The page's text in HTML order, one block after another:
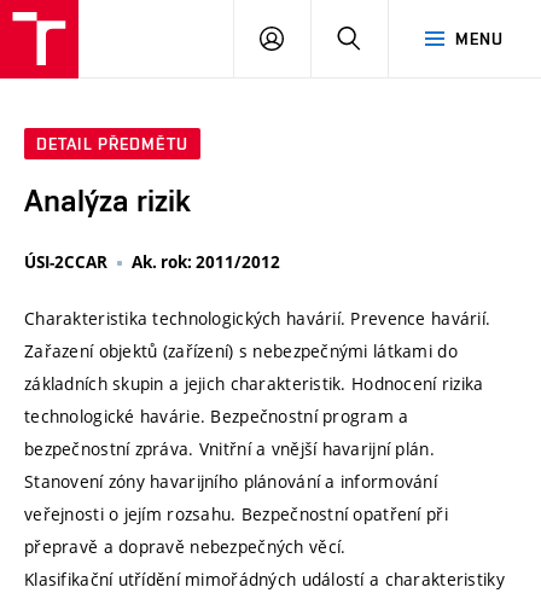
MENU
PŘIHLÁSIT
DETAIL PŘEDMĚTU
Analýza rizik
ÚSI-2CCAR Ak. rok: 2011/2012
Charakteristika technologických havárií. Prevence havárií.
Zařazení objektů (zařízení) s nebezpečnými látkami do
základních skupin a jejich charakteristik. Hodnocení rizika
technologické havárie. Bezpečnostní program a
bezpečnostní zpráva. Vnitřní a vnější havarijní plán.
Stanovení zóny havarijního plánování a informování
veřejnosti o jejím rozsahu. Bezpečnostní opatření při
přepravě a dopravě nebezpečných věcí.
Klasifikační utřídění mimořádných událostí a charakteristiky